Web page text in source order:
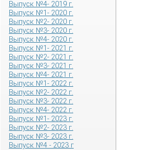
Выпуск №4- 2019 г.
Выпуск №1- 2020 г.
Выпуск №2- 2020 г.
Выпуск №3- 2020 г.
Выпуск №4- 2020 г.
Выпуск №1- 2021 г.
Выпуск №2- 2021 г.
Выпуск №3- 2021 г.
Выпуск №4- 2021 г.
Выпуск №1- 2022 г.
Выпуск №2- 2022 г.
Выпуск №3- 2022 г.
Выпуск №4- 2022 г.
Выпуск №1- 2023 г.
Выпуск №2- 2023 г.
Выпуск №3- 2023 г.
Выпуск №4 - 2023 г